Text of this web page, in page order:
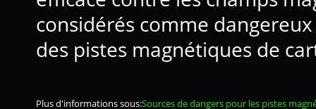
considérés comme
des pistes magnétiques de
Plus d'informations sous:Sources de dangers pour les pistes